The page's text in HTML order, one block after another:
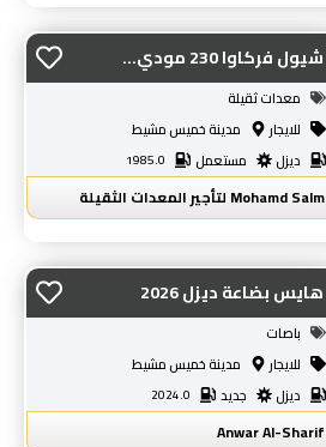
شيول فركاوا 230 مودي...
معدات ثقيلة
للايجار
مدينة خميس مشيط
ديزل
مستعمل 1985.0
Mohamd Salm لتأجير المعدات الثقيلة
هايس بضاعة ديزل 2026
باصات
للايجار
مدينة خميس مشيط
ديزل
جديد 2024.0
Anwar Al-Sharif